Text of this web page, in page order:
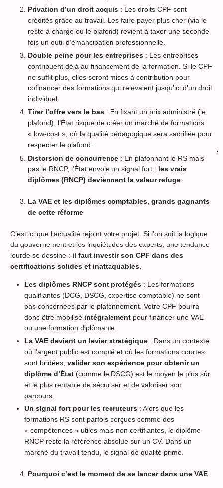
Privation d’un droit acquis : Les droits CPF sont
crédités grâce au travail. Les faire payer plus cher (via le
reste à charge ou le plafond) revient à taxer une seconde
fois un outil d’émancipation professionnelle.
Double peine pour les entreprises : Les entreprises
contribuent déjà au financement de la formation. Si le CPF
ne suffit plus, elles seront mises à contribution pour
cofinancer des formations qui relevaient jusqu’ici d’un droit
individuel.
Tirer l’offre vers le bas : En fixant un prix administré (le
plafond), l’État risque de créer un marché de formations
« low-cost », où la qualité pédagogique sera sacrifiée pour
respecter le plafond.
Distorsion de concurrence : En plafonnant le RS mais
pas le RNCP, l’État envoie un signal fort : les vrais
diplômes (RNCP) deviennent la valeur refuge
La VAE et les diplômes comptables, grands gagnants
de cette réforme
C’est ici que l’actualité rejoint votre projet. Si l’on suit la logique
du gouvernement et les inquiétudes des experts, une tendance
lourde se dessine : il faut investir son CPF dans des
certifications solides et inattaquables.
Les diplômes RNCP sont protégés : Les formations
qualifiantes (DCG, DSCG, expertise comptable) ne sont
pas concernées par le plafonnement. Votre CPF pourra
donc être mobilisé intégralement pour financer une VAE
ou une formation diplômante.
La VAE devient un levier stratégique : Dans un contexte
où l’argent public est compté et où les formations courtes
sont bridées, valider son expérience pour obtenir un
diplôme d’État (comme le DSCG) est le moyen le plus sûr
et le plus rentable de sécuriser et de valoriser son
parcours.
Un signal fort pour les recruteurs : Alors que les
formations RS sont parfois perçues comme des
« compétences » utiles mais non certifiantes, le diplôme
RNCP reste la référence absolue sur un CV. Dans un
marché du travail tendu, le signal de qualité prime.
Pourquoi c’est le moment de se lancer dans une VAE